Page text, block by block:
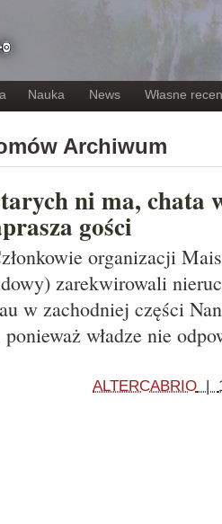
Nauka News Własne
Archiwum
ni ma, chata
gości
organizacji
zarekwirowali
w zachodniej części
władze nie
ALTERCABRIO |